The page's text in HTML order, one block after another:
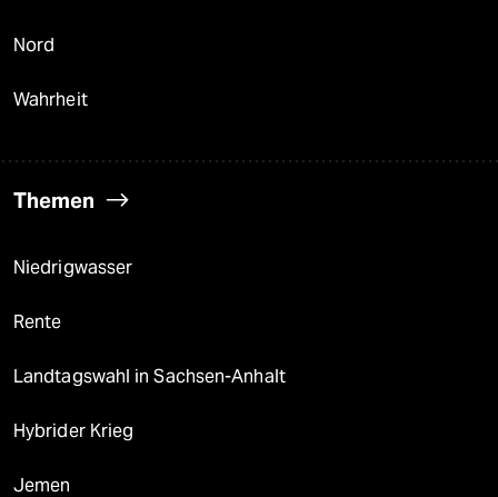
Nord
Wahrheit
Themen
Niedrigwasser
Rente
Landtagswahl in Sachsen-Anhalt
Hybrider Krieg
Jemen